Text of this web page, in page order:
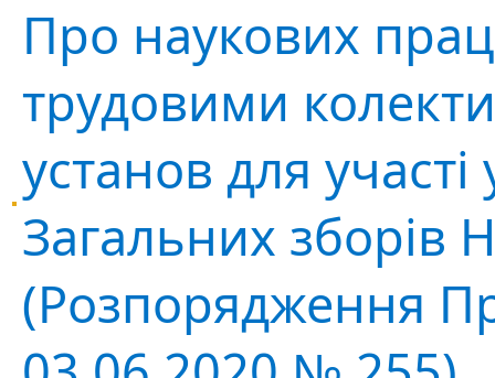
Про наукових
трудовими
установ для участі
Загальних зборів
(Розпорядження